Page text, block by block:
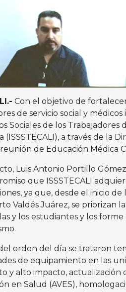
Con el objetivo de
de servicio social y
Sociales de los
(ISSSTECALI), a través de la
de Educación Médica
Luis Antonio Portillo
que ISSSTECALI
ya que, desde el inicio
Valdés Juárez, se priorizan
y los estudiantes y los
orden del día se trataron
de equipamiento en las
y alto impacto,
en Salud (AVES),